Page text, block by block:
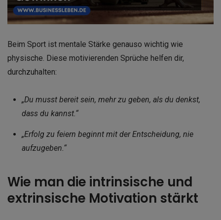
Beim Sport ist mentale Stärke genauso wichtig wie
physische. Diese motivierenden Sprüche helfen dir,
durchzuhalten:
„Du musst bereit sein, mehr zu geben, als du denkst,
dass du kannst.“
„Erfolg zu feiern beginnt mit der Entscheidung, nie
aufzugeben.“
Wie man die intrinsische und
extrinsische Motivation stärkt